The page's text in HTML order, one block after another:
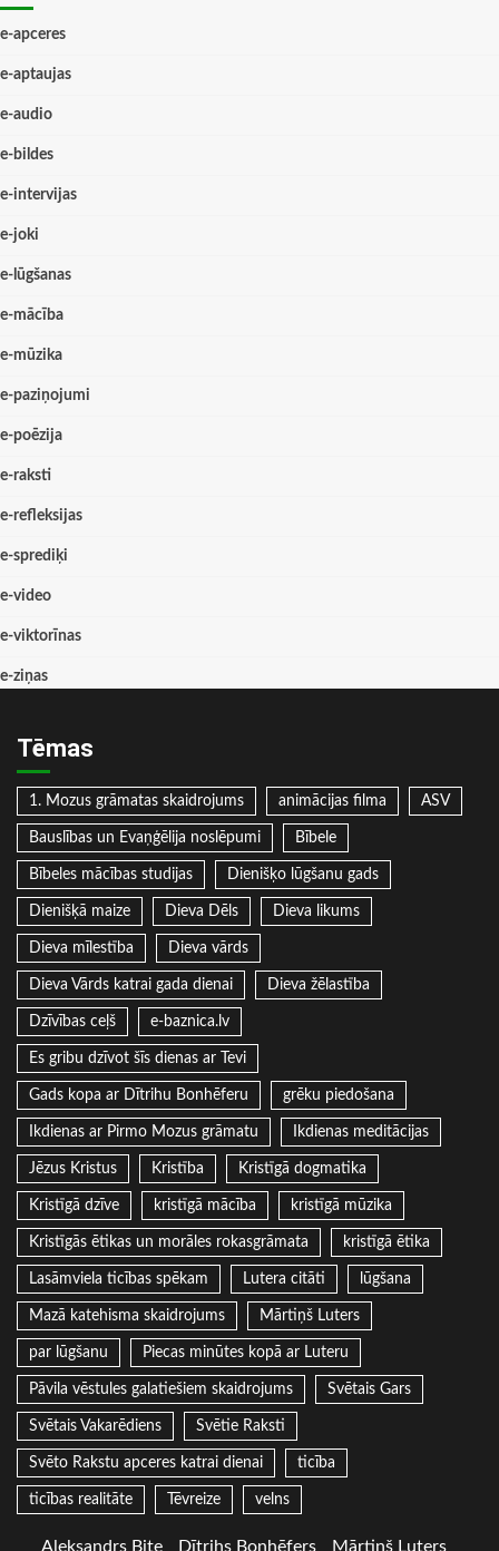
e-apceres
e-aptaujas
e-audio
e-bildes
e-intervijas
e-joki
e-lūgšanas
e-mācība
e-mūzika
e-paziņojumi
e-poēzija
e-raksti
e-refleksijas
e-sprediķi
e-video
e-viktorīnas
e-ziņas
Tēmas
1. Mozus grāmatas skaidrojums animācijas filma ASV
Bauslības un Evaņģēlija noslēpumi Bībele
Bībeles mācības studijas Dienišķo lūgšanu gads
Dienišķā maize Dieva Dēls Dieva likums
Dieva mīlestība Dieva vārds
Dieva Vārds katrai gada dienai Dieva žēlastība
Dzīvības ceļš e-baznica.lv
Es gribu dzīvot šīs dienas ar Tevi
Gads kopa ar Dītrihu Bonhēferu grēku piedošana
Ikdienas ar Pirmo Mozus grāmatu Ikdienas meditācijas
Jēzus Kristus Kristība Kristīgā dogmatika
Kristīgā dzīve kristīgā mācība kristīgā mūzika
Kristīgās ētikas un morāles rokasgrāmata kristīgā ētika
Lasāmviela ticības spēkam Lutera citāti lūgšana
Mazā katehisma skaidrojums Mārtiņš Luters
par lūgšanu Piecas minūtes kopā ar Luteru
Pāvila vēstules galatiešiem skaidrojums Svētais Gars
Svētais Vakarēdiens Svētie Raksti
Svēto Rakstu apceres katrai dienai ticība
ticības realitāte Tēvreize velns
Aleksandrs Bite Dītrihs Bonhēfers Mārtiņš Luters